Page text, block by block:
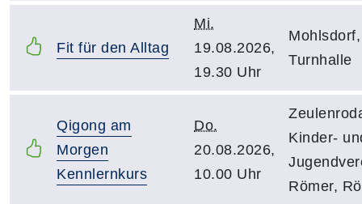
Fit für den Alltag
Mi.
19.08.2026,
19.30 Uhr
Turnhalle
Qigong am
Morgen
Kennlernkurs
Do.
20.08.2026,
10.00 Uhr
Kinder-
Römer,